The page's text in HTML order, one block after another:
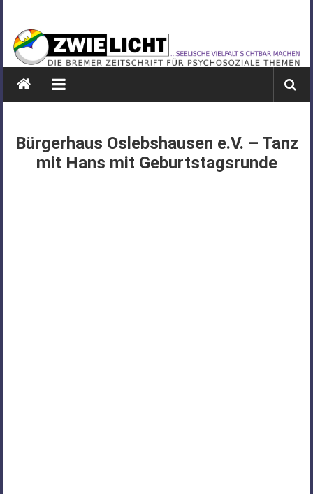
springen
ZWIELICHT
BREMEN
DIE
PSYCHOSOZIALE
THEMEN
Bürgerhaus Oslebshausen e.V. – Tanz
mit Hans mit Geburtstagsrunde